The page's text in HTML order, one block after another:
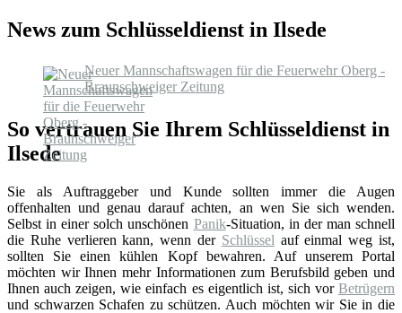
News zum Schlüsseldienst in Ilsede
Neuer Mannschaftswagen für die Feuerwehr Oberg -
Braunschweiger Zeitung
So vertrauen Sie Ihrem Schlüsseldienst in
Ilsede
Sie als Auftraggeber und Kunde sollten immer die Augen
offenhalten und genau darauf achten, an wen Sie sich wenden.
Selbst in einer solch unschönen Panik-Situation, in der man schnell
die Ruhe verlieren kann, wenn der Schlüssel auf einmal weg ist,
sollten Sie einen kühlen Kopf bewahren. Auf unserem Portal
möchten wir Ihnen mehr Informationen zum Berufsbild geben und
Ihnen auch zeigen, wie einfach es eigentlich ist, sich vor Betrügern
und schwarzen Schafen zu schützen. Auch möchten wir Sie in die